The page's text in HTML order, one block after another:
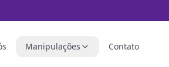
Manipulações Contato